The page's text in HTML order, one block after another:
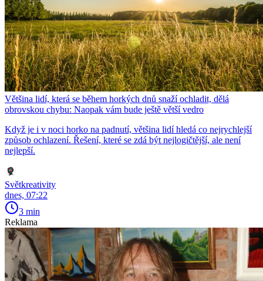
Většina lidí, která se během horkých dnů snaží ochladit, dělá
obrovskou chybu: Naopak vám bude ještě větší vedro
Když je i v noci horko na padnutí, většina lidí hledá co nejrychlejší
způsob ochlazení. Řešení, které se zdá být nejlogičtější, ale není
nejlepší.
Světkreativity
dnes, 07:22
3 min
Reklama